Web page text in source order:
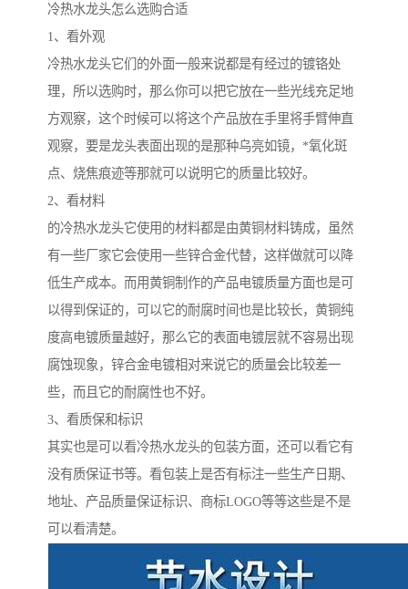
冷热水龙头怎么选购合适
1、看外观
冷热水龙头它们的外面一般来说都是有经过的镀铬处
理，所以选购时，那么你可以把它放在一些光线充足地
方观察，这个时候可以将这个产品放在手里将手臂伸直
观察，要是龙头表面出现的是那种乌亮如镜，*氧化斑
点、烧焦痕迹等那就可以说明它的质量比较好。
2、看材料
的冷热水龙头它使用的材料都是由黄铜材料铸成，虽然
有一些厂家它会使用一些锌合金代替，这样做就可以降
低生产成本。而用黄铜制作的产品电镀质量方面也是可
以得到保证的，可以它的耐腐时间也是比较长，黄铜纯
度高电镀质量越好，那么它的表面电镀层就不容易出现
腐蚀现象，锌合金电镀相对来说它的质量会比较差一
些，而且它的耐腐性也不好。
3、看质保和标识
其实也是可以看冷热水龙头的包装方面，还可以看它有
没有质保证书等。看包装上是否有标注一些生产日期、
地址、产品质量保证标识、商标LOGO等等这些是不是
可以看清楚。